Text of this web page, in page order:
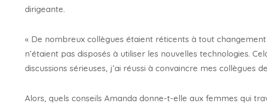
dirigeante.
« De nombreux collègues étaient réticents à tout
n’étaient pas disposés à utiliser les nouvelles technologies.
discussions sérieuses, j’ai réussi à convaincre mes collègues
Alors, quels conseils Amanda donne-t-elle aux femmes qui